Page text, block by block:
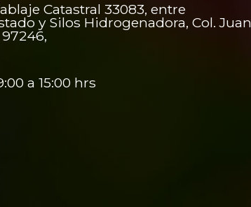
Catastral 33083, entre
y Silos Hidrogenadora, Col. Juan
a 15:00 hrs